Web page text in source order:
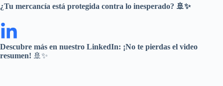
¿Tu mercancía está protegida contra lo inesperado? 🚢✨
Descubre más en nuestro LinkedIn: ¡No te pierdas el video
resumen! 🚢✨